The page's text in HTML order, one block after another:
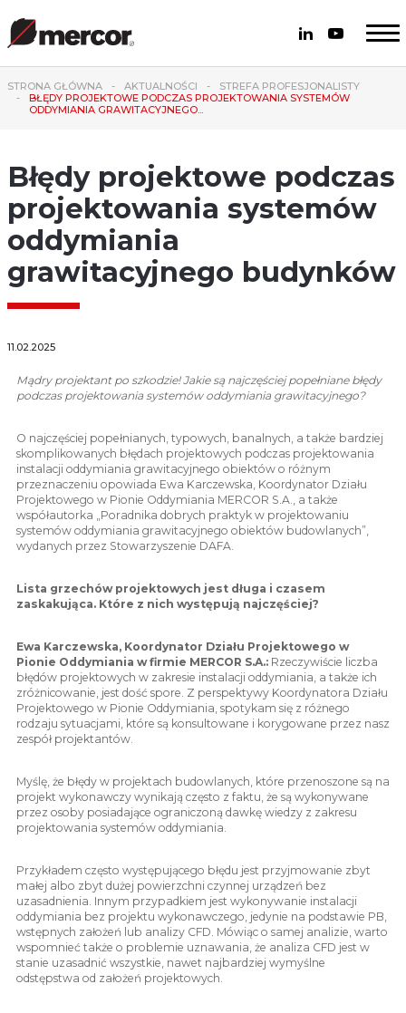
STRONA GŁÓWNA AKTUALNOŚCI
STREFA PROFESJONALISTY
BŁĘDY PROJEKTOWE PODCZAS PROJEKTOWANIA SYSTEMÓW
ODDYMIANIA GRAWITACYJNEGO...
Błędy projektowe podczas
projektowania systemów
oddymiania
grawitacyjnego budynków
11.02.2025
Mądry projektant po szkodzie! Jakie są najczęściej popełniane błędy
podczas projektowania systemów oddymiania grawitacyjnego?
O najczęściej popełnianych, typowych, banalnych, a także bardziej
skomplikowanych błędach projektowych podczas projektowania
instalacji oddymiania grawitacyjnego obiektów o różnym
przeznaczeniu opowiada Ewa Karczewska, Koordynator Działu
Projektowego w Pionie Oddymiania MERCOR S.A., a także
współautorka „Poradnika dobrych praktyk w projektowaniu
systemów oddymiania grawitacyjnego obiektów budowlanych”,
wydanych przez Stowarzyszenie DAFA.
Lista grzechów projektowych jest długa i czasem
zaskakująca. Które z nich występują najczęściej?
Ewa Karczewska, Koordynator Działu Projektowego w
Pionie Oddymiania w firmie MERCOR S.A.:Rzeczywiście liczba
błędów projektowych w zakresie instalacji oddymiania, a także ich
zróżnicowanie, jest dość spore. Z perspektywy Koordynatora Działu
Projektowego w Pionie Oddymiania, spotykam się z różnego
rodzaju sytuacjami, które są konsultowane i korygowane przez nasz
zespół projektantów.
Myślę, że błędy w projektach budowlanych, które przenoszone są na
projekt wykonawczy wynikają często z faktu, że są wykonywane
przez osoby posiadające ograniczoną dawkę wiedzy z zakresu
projektowania systemów oddymiania.
Przykładem często występującego błędu jest przyjmowanie zbyt
małej albo zbyt dużej powierzchni czynnej urządzeń bez
uzasadnienia. Innym przypadkiem jest wykonywanie instalacji
oddymiania bez projektu wykonawczego, jedynie na podstawie PB,
wstępnych założeń lub analizy CFD. Mówiąc o samej analizie, warto
wspomnieć także o problemie uznawania, że analiza CFD jest w
stanie uzasadnić wszystkie, nawet najbardziej wymyślne
odstępstwa od założeń projektowych.